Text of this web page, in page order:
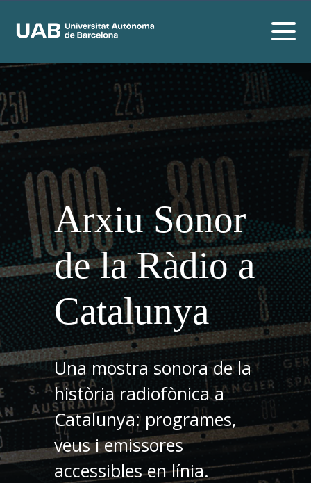
Arxiu Sonor
de la Ràdio a
Catalunya
Una mostra sonora de la
història radiofònica a
Catalunya: programes,
veus i emissores
accessibles en línia.